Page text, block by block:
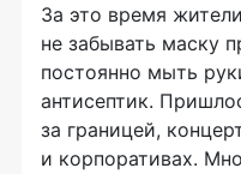
За это время
не забывать маску
постоянно мыть
антисептик.
за границей,
и корпоративах.